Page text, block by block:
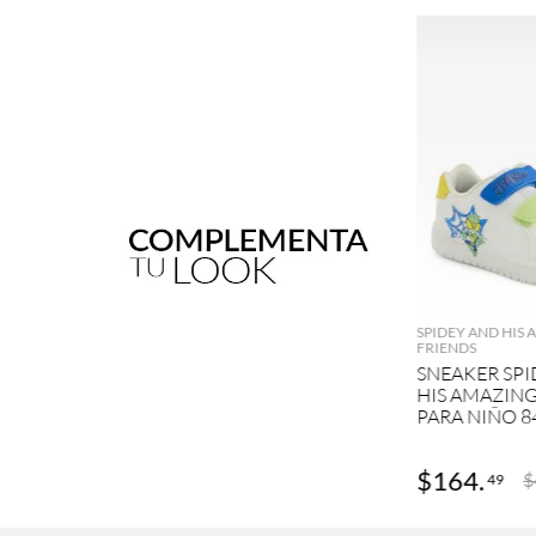
SPIDEY AND HIS
FRIENDS
SNEAKER
HIS
PARA NIÑO
$164.49 $